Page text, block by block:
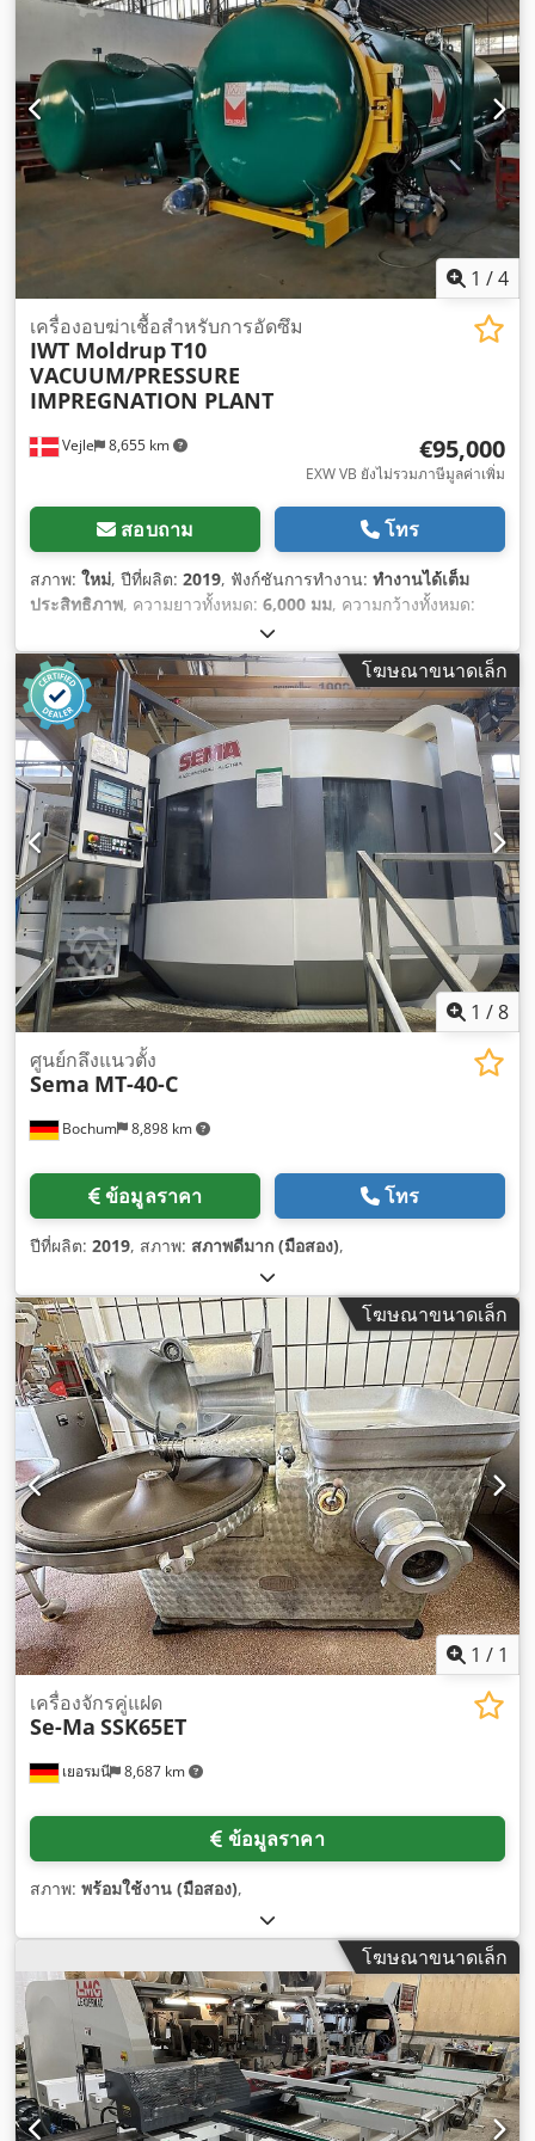
1 /4
Vejle 8,655 km
เครื่องอบฆ่าเชื้อสำหรับการอัดซึม
IWT MoldrupT10
VACUUM/PRESSURE
IMPREGNATION PLANT
€95,000
EXW VB ยังไม่รวมภาษีมูลค่าเพิ่ม
สอบถาม โทร
สภาพ: ใหม่, ปีที่ผลิต: 2019, ฟังก์ชันการทำงาน: ทำงานได้เต็ม
ประสิทธิภาพ, ความยาวทั้งหมด: 6,000 มม, ความกว้างทั้งหมด:
โฆษณาขนาดเล็ก
1 /8
Bochum 8,898 km
ศูนย์กลึงแนวตั้ง
Sema MT-40-C
ข้อมูลราคา โทร
ปีที่ผลิต: 2019, สภาพ: สภาพดีมาก (มือสอง),
โฆษณาขนาดเล็ก
1 / 1
เยอรมนี 8,687 km
เครื่องจักรคู่แฝด
Se-Ma SSK65ET
ข้อมูลราคา
สภาพ: พร้อมใช้งาน (มือสอง),
โฆษณาขนาดเล็ก